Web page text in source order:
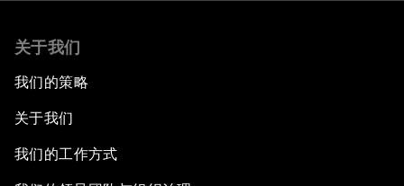
关于我们
我们的策略
关于我们
我们的工作方式